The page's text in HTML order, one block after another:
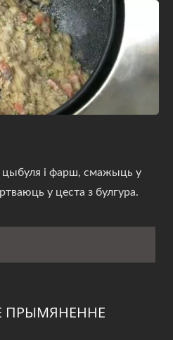
цыбуля і фарш, смажыць у
у цеста з булгура.
ПРЫМЯНЕННЕ